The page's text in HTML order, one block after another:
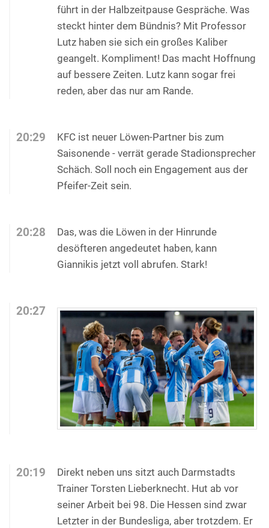
führt in der Halbzeitpause Gespräche. Was
steckt hinter dem Bündnis? Mit Professor
Lutz haben sie sich ein großes Kaliber
geangelt. Kompliment! Das macht Hoffnung
auf bessere Zeiten. Lutz kann sogar frei
reden, aber das nur am Rande.
20:29
KFC ist neuer Löwen-Partner bis zum
Saisonende - verrät gerade Stadionsprecher
Schäch. Soll noch ein Engagement aus der
Pfeifer-Zeit sein.
20:28
Das, was die Löwen in der Hinrunde
desöfteren angedeutet haben, kann
Giannikis jetzt voll abrufen. Stark!
20:27
20:19
Direkt neben uns sitzt auch Darmstadts
Trainer Torsten Lieberknecht. Hut ab vor
seiner Arbeit bei 98. Die Hessen sind zwar
Letzter in der Bundesliga, aber trotzdem. Er